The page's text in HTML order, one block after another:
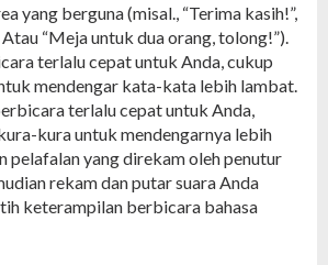
yang berguna (misal., “Terima kasih!”,
“Meja untuk dua orang, tolong!”).
terlalu cepat untuk Anda, cukup
mendengar kata-kata lebih lambat.
terlalu cepat untuk Anda,
kura untuk mendengarnya lebih
pelafalan yang direkam oleh penutur
rekam dan putar suara Anda
keterampilan berbicara bahasa